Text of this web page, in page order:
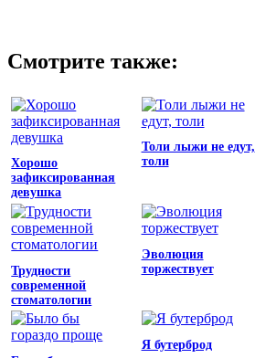
Смотрите также:
Хорошо
зафиксированная
девушка
Толи лыжи не едут,
толи
Трудности
современной
стоматологии
Эволюция
торжествует
Я бутерброд